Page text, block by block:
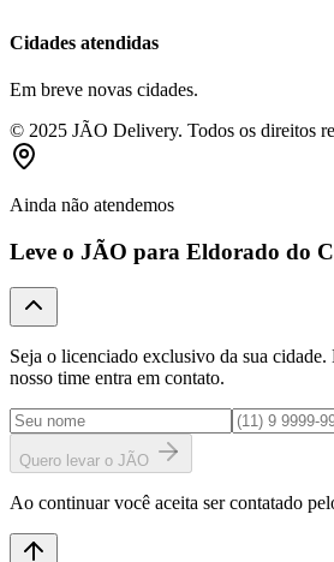
Cidades atendidas
Em breve novas cidades.
© 2025 JÃO Delivery. Todos os direitos
Ainda não atendemos
Leve o JÃO para Eldorado do
Seja o licenciado exclusivo da sua
nosso time entra em contato.
Quero levar o JÃO
Ao continuar você aceita ser contatado